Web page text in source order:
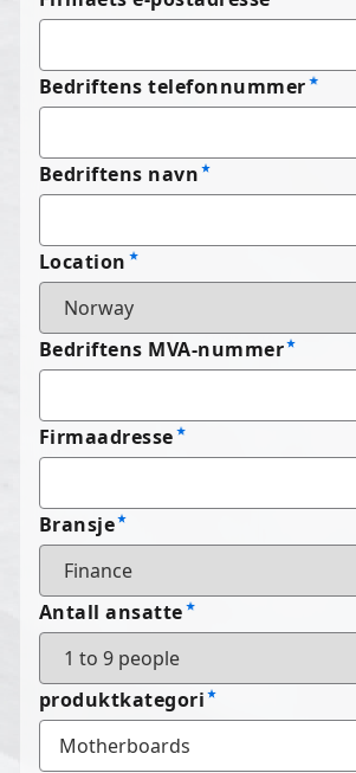
Bedriftens telefonnummer
Bedriftens navn
Location
Bedriftens MVA-nummer
Firmaadresse
Bransje
Antall ansatte
produktkategori